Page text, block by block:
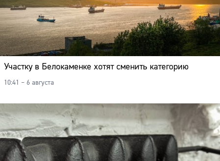
Участку в Белокаменке хотят сменить категорию
10:41 – 6 августа